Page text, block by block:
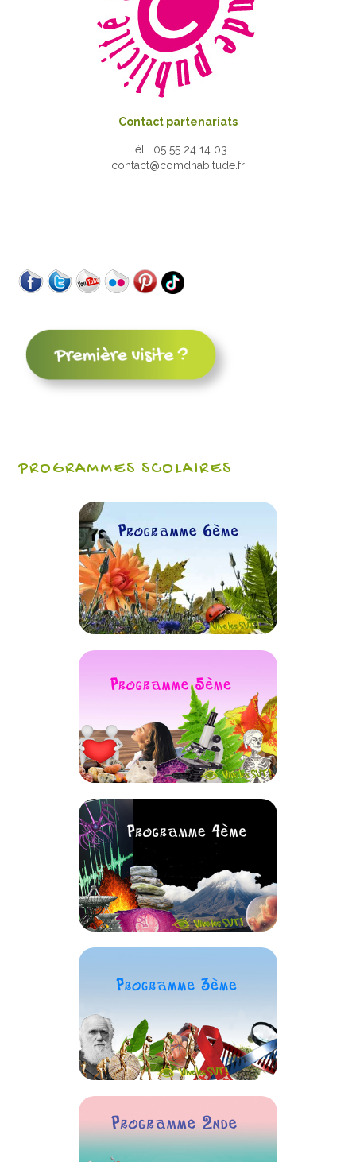
Contact partenariats
Tél : 05 55 24 14 03
contact@comdhabitude.fr
PROGRAMMES SCOLAIRES